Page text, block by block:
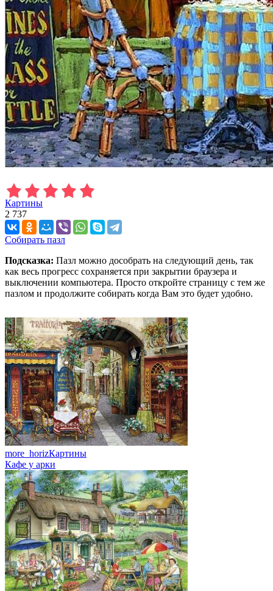
Картины
2 737
Собирать пазл
Подсказка: Пазл можно дособрать на следующий день, так
как весь прогресс сохраняется при закрытии браузера и
выключении компьютера. Просто откройте страницу с тем же
пазлом и продолжите собирать когда Вам это будет удобно.
more_horizКартины
Кафе у арки